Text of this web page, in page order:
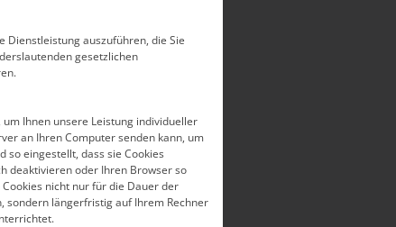
Dienstleistung auszuführen, die Sie
gesetzlichen
Ihnen unsere Leistung individueller
an Ihren Computer senden kann, um
so eingestellt, dass sie Cookies
deaktivieren oder Ihren Browser so
nicht nur für die Dauer der
sondern längerfristig auf Ihrem Rechner